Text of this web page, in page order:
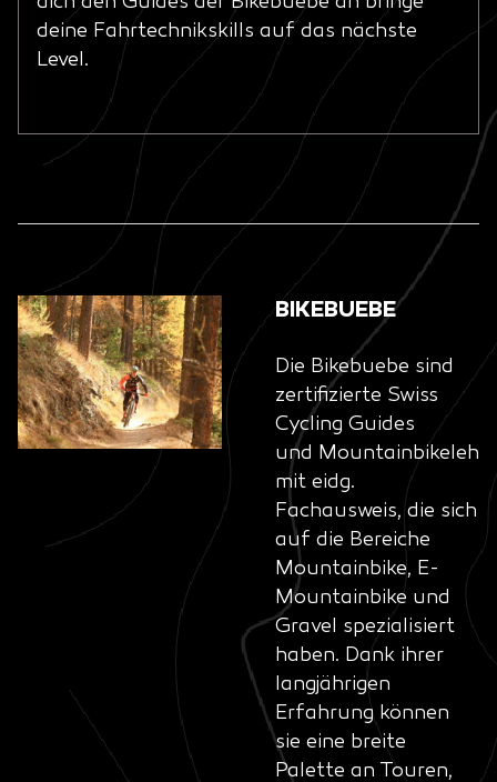
deine Fahrtechnikskills auf das nächste
Level.
BIKEBUEBE
Die Bikebuebe sind
zertifizierte Swiss
Cycling Guides
und
mit eidg.
Fachausweis, die sich
auf die Bereiche
Mountainbike, E-
Mountainbike und
Gravel spezialisiert
haben. Dank ihrer
langjährigen
Erfahrung können
sie eine breite
Palette an Touren,